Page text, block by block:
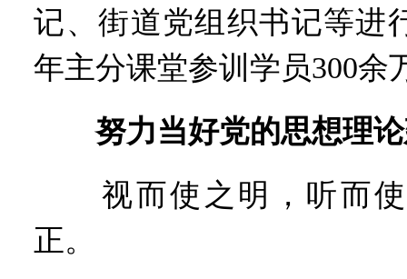
记、街道党组织书记等进
年主分课堂参训学员300余
努力当好党的思想理
视而使之明，听而使
正。